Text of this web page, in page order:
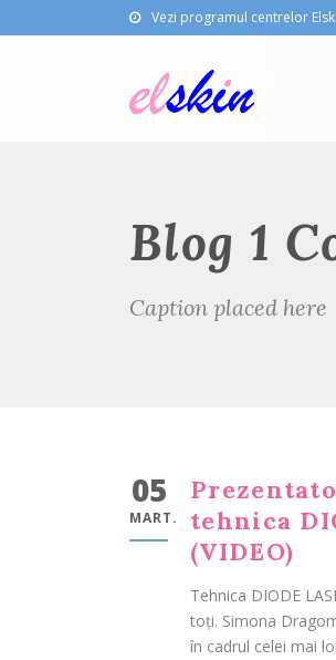
Vezi programul centrelor
Blog 1
Caption placed here
05
MART.
tehnica
(VIDEO)
Tehnica DIODE
toți. Simona
în cadrul celei mai